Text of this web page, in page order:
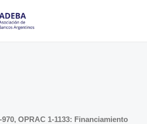
OPRAC 1-1133: Financiamiento